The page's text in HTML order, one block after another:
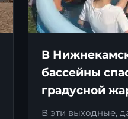
В
бассейны
градусной
В эти выходные,